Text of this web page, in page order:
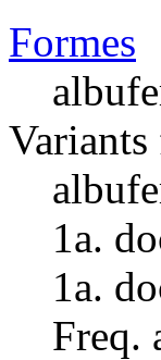
Formes
1a.
1a.
Freq.